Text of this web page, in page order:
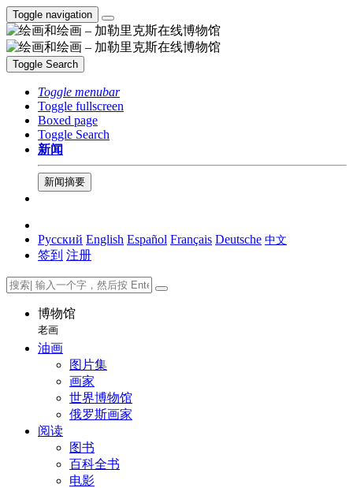
Toggle navigation
Toggle Search
Toggle menubar
Toggle fullscreen
Boxed page
Toggle Search
新闻
新闻摘要
Русский English Español Français Deutsche 中文
签到 注册
博物馆
老画
油画
图片集
画家
世界博物馆
俄罗斯画家
阅读
图书
百科全书
电影